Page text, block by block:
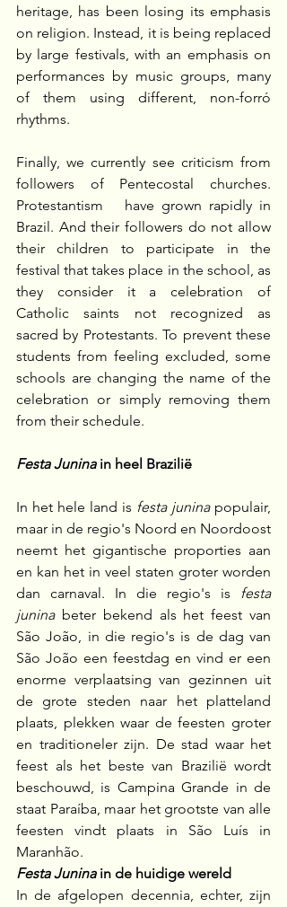
heritage, has been losing its emphasis
on religion. Instead, it is being replaced
by large festivals, with an emphasis on
performances by music groups, many
of them using different, non-forró
rhythms.
Finally, we currently see criticism from
followers of Pentecostal churches.
Protestantism   have grown rapidly in
Brazil. And their followers do not allow
their children to participate in the
festival that takes place in the school, as
they consider it a celebration of
Catholic saints not recognized as
sacred by Protestants. To prevent these
students from feeling excluded, some
schools are changing the name of the
celebration or simply removing them
from their schedule.
Festa Junina in heel Brazilië
In het hele land is festa junina populair,
maar in de regio's Noord en Noordoost
neemt het gigantische proporties aan
en kan het in veel staten groter worden
dan carnaval. In die regio's is
festa
junina beter bekend als het feest van
São João, in die regio's is de dag van
São João een feestdag en vind er een
enorme verplaatsing van gezinnen uit
de grote steden naar het platteland
plaats, plekken waar de feesten groter
en traditioneler zijn. De stad waar het
feest als het beste van Brazilië wordt
beschouwd, is Campina Grande in de
staat Paraíba, maar het grootste van alle
feesten vindt plaats in São Luís in
Maranhão.
Festa Junina in de huidige wereld
In de afgelopen decennia, echter, zijn